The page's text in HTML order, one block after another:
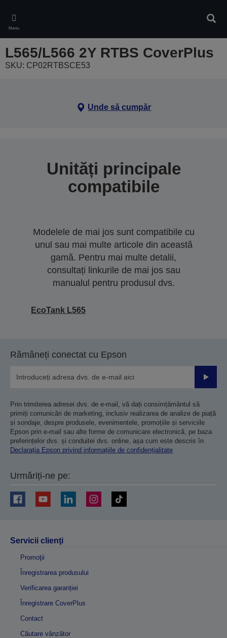
main
content
Meniu
L565/L566 2Y RTBS CoverPlus
SKU: CP02RTBSCE53
Unde să cumpăr
Unități principale
compatibile
Modelele de mai jos sunt compatibile cu
unul sau mai multe articole din această
gamă. Pentru mai multe detalii,
consultați linkurile de mai jos sau
manualul pentru produsul dvs.
EcoTank L565
Rămâneți conectat cu Epson
Prin trimiterea adresei dvs. de e-mail, vă dați consimțământul să
primiți comunicări de marketing, inclusiv realizarea de analize de piață
și sondaje, despre produsele, evenimentele, promoțiile și serviciile
Epson prin e-mail sau alte forme de comunicare electronică, pe baza
preferințelor dvs. și conduitei dvs. online, așa cum este descris în
Declarația Epson privind informațiile de confidențialitate
Urmăriți-ne pe:
Servicii clienţi
Promoţii
Înregistrarea produsului
Verificarea garanției
Înregistrare CoverPlus
Contact
Căutare vânzător